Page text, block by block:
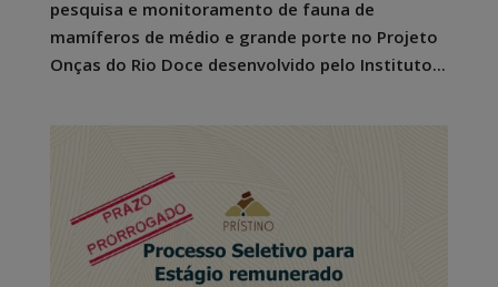
pesquisa e monitoramento de fauna de
mamíferos de médio e grande porte no Projeto
Onças do Rio Doce desenvolvido pelo Instituto...